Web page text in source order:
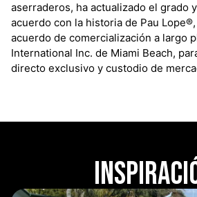
aserraderos, ha actualizado el grado
acuerdo con la historia de Pau
acuerdo de comercialización a largo
International Inc. de Miami Beach,
directo exclusivo y custodio de